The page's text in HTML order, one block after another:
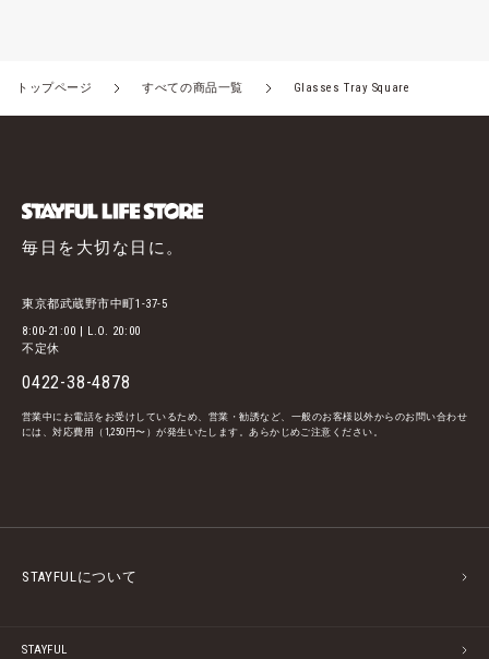
トップページ すべての商品一覧 Glasses Tray Square
毎日を大切な日に。
東京都武蔵野市中町1-37-5
8:00-21:00 | L.O. 20:00
不定休
0422-38-4878
営業中にお電話をお受けしているため、営業・勧誘など、一般のお客様以外からのお問い合わせ
には、対応費用（1,250円〜）が発生いたします。あらかじめご注意ください。
STAYFULについて
STAYFUL